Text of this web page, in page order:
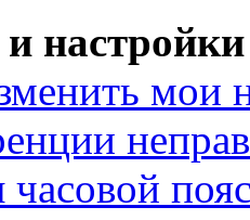
настройки
мои